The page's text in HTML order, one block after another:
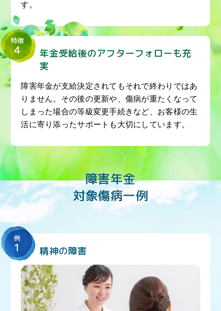
す。
特徴
4
年金受給後のアフターフォローも充
実
障害年金が支給決定されてもそれで終わりではあ
りません。その後の更新や、傷病が重たくなって
しまった場合の等級変更手続きなど、お客様の生
活に寄り添ったサポートも大切にしています。
障害年金
対象傷病一例
例
1 精神の障害